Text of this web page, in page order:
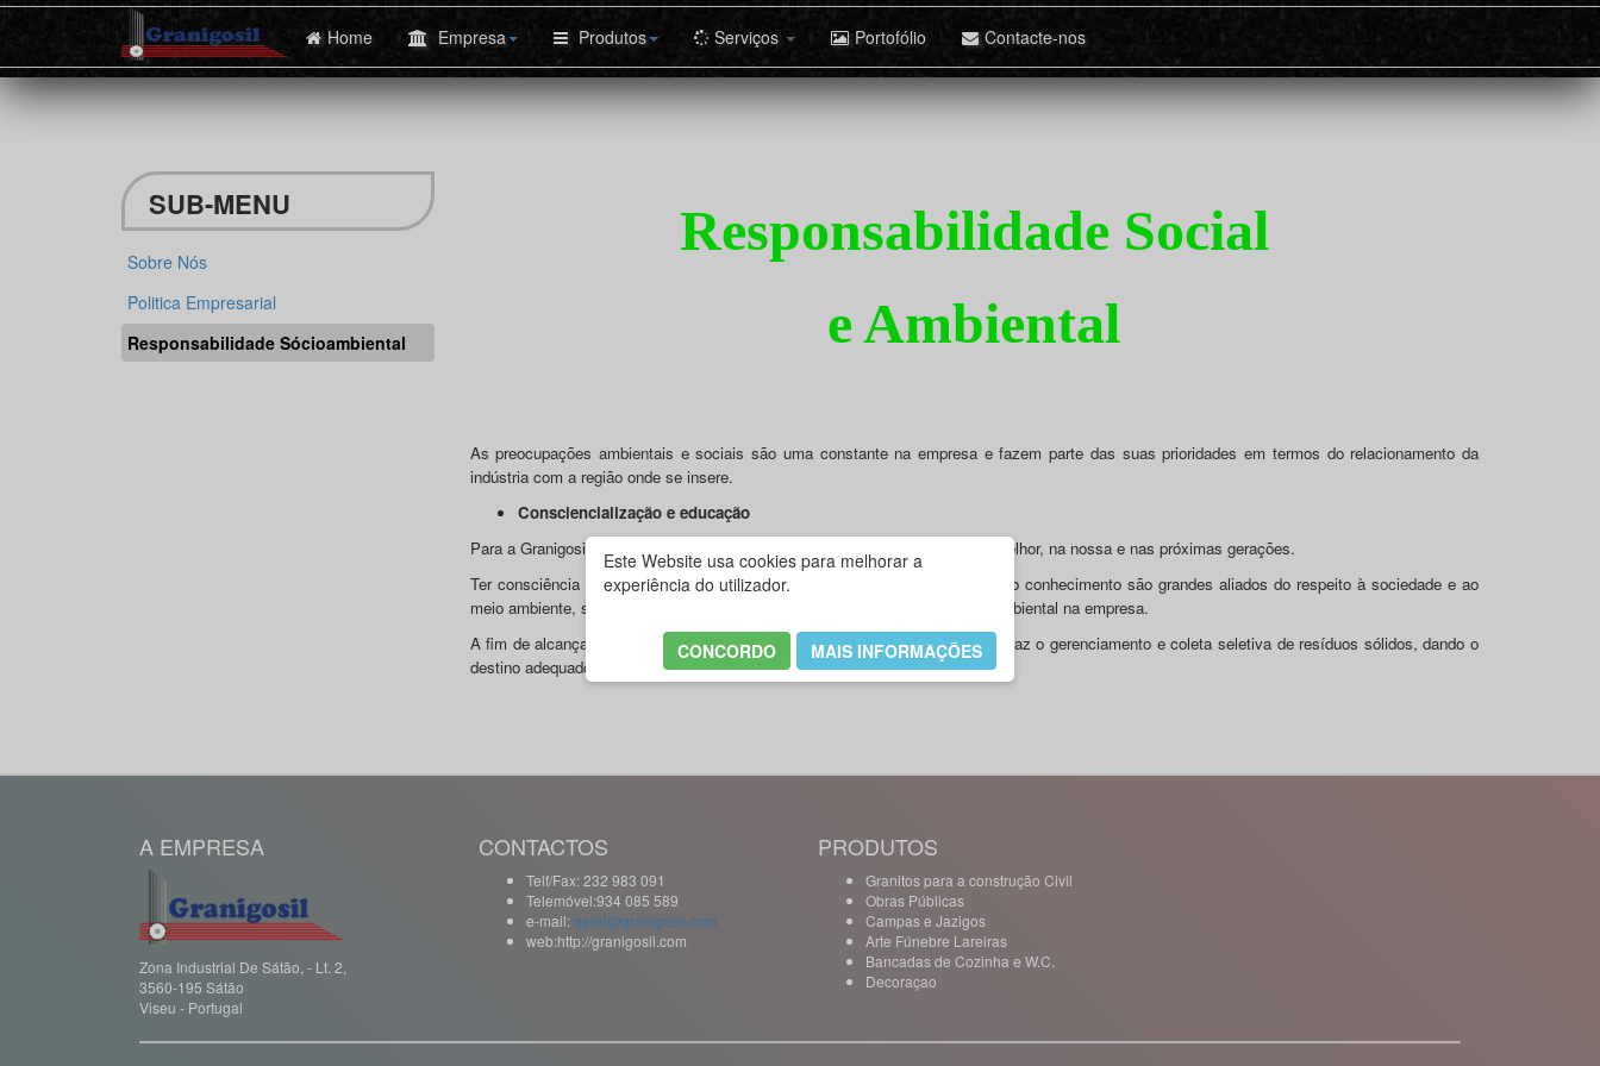
Home Empresa Produtos Serviços Portofólio Contacte-nos
Responsabilidade Social
e Ambiental
As preocupações ambientais e sociais são uma constante na empresa e fazem parte das suas prioridades em termos do relacionamento da
indústria com a região onde se insere.
Consciencialização e educação
Para a Granigosil, Lda este é o primeiro passo para a garantia de um futuro melhor, na nossa e nas próximas gerações.
Ter consciência que os recursos naturais são limitados e que a educação e o conhecimento são grandes aliados do respeito à sociedade e ao
meio ambiente, são fundamentais para a implantação de uma política socioambiental na empresa.
A fim de alcançar resultados reais na área socioambiental, a Granigosil, Lda faz o gerenciamento e coleta seletiva de resíduos sólidos, dando o
destino adequado aos recicláveis.
SUB-MENU
Sobre Nós
Politica Empresarial
Responsabilidade Sócioambiental
A EMPRESA
Zona Industrial De Sátão, - Lt. 2,
3560-195 Sátão
Viseu - Portugal
CONTACTOS
Telf/Fax: 232 983 091
Telemóvel:934 085 589
e-mail:geral@granigosil.com
web:http://granigosil.com
PRODUTOS
Granitos para a construção Civil
Obras Públicas
Campas e Jazigos
Arte Fúnebre Lareiras
Bancadas de Cozinha e W.C.
Decoraçao
Este Website usa cookies para melhorar a
experiência do utilizador.
CONCORDO MAIS INFORMAÇÕES